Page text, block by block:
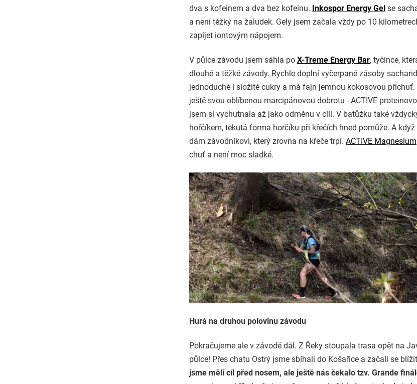
dva s kofeinem a dva bez kofeinu. Inkospor Energy Gel se
a není těžký na žaludek. Gely jsem začala vždy po 10
zapíjet iontovým nápojem.
V půlce závodu jsem sáhla po X-Treme Energy Bar, tyčince,
dlouhé a těžké závody. Rychle doplní vyčerpané zásoby
jednoduché i složité cukry a má fajn jemnou kokosovou příchuť.
ještě svou oblíbenou marcipánovou dobrotu - ACTIVE
jsem si vychutnala až jako odměnu v cíli. V batůžku také
hořčíkem, tekutá forma horčíku při křečích hned pomůže. A
dám závodníkovi, který zrovna na křeče trpí. ACTIVE Magnesium
chuť a není moc sladké.
Hurá na druhou polovinu závodu
Pokračujeme ale v závodě dál. Z Řeky stoupala trasa opět na
půlce! Přes chatu Ostrý jsme sbíhali do Košařice a začali se
jsme měli cíl před nosem, ale ještě nás čekalo tzv. Grande